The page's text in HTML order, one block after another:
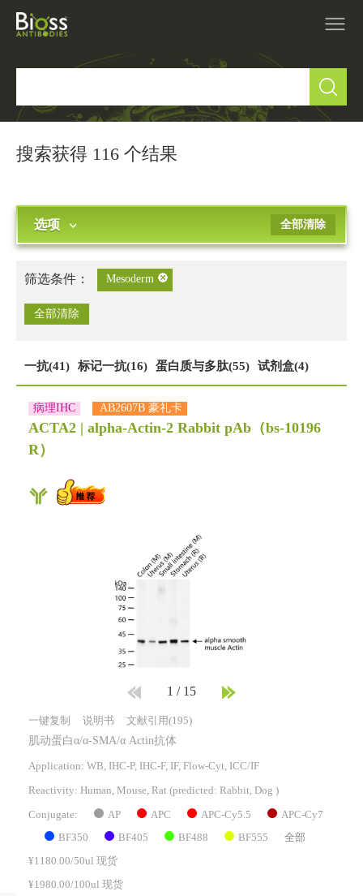
技术支持
搜索获得 116 个结果
选项 全部清除
筛选条件： Mesoderm
全部清除
一抗(41) 标记一抗(16) 蛋白质与多肽(55) 试剂盒(4)
病理IHC AB2607B 豪礼卡
ACTA2 | alpha-Actin-2 Rabbit pAb （bs-10196
R）
1 / 15
一键复制 说明书 文献引用(195)
肌动蛋白α/α-SMA/α Actin抗体
Application: WB, IHC-P, IHC-F, IF, Flow-Cyt, ICC/IF
Reactivity: Human, Mouse, Rat (predicted: Rabbit, Dog )
Conjugate: AP APC APC-Cy5.5 APC-Cy7
BF350 BF405 BF488 BF555 全部
¥1180.00/50ul 现货
¥1980.00/100ul 现货